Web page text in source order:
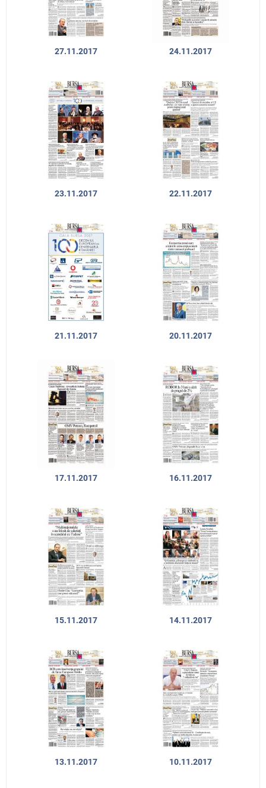
27.11.2017 24.11.2017
23.11.2017 22.11.2017
21.11.2017 20.11.2017
17.11.2017 16.11.2017
15.11.2017 14.11.2017
13.11.2017 10.11.2017